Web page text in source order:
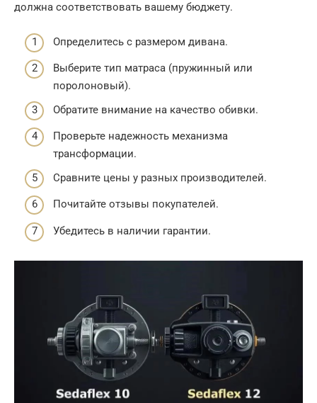
должна соответствовать вашему бюджету.
Определитесь с размером дивана.
Выберите тип матраса (пружинный или
поролоновый).
Обратите внимание на качество обивки.
Проверьте надежность механизма
трансформации.
Сравните цены у разных производителей.
Почитайте отзывы покупателей.
Убедитесь в наличии гарантии.